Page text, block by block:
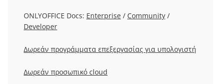
ONLYOFFICE Docs: Enterprise / Community /
Developer
Δωρεάν προγράμματα επεξεργασίας για υπολογιστή
Δωρεάν προσωπικό cloud